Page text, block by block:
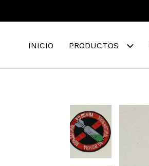
INICIO PRODUCTOS